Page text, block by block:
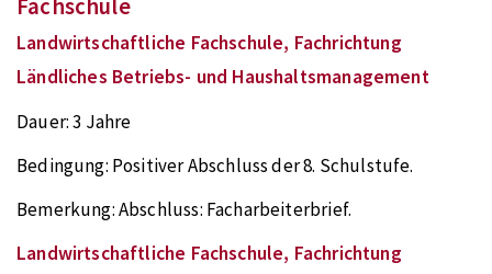
Fachschule
Landwirtschaftliche Fachschule, Fachrichtung
Ländliches Betriebs- und Haushaltsmanagement
Dauer:3 Jahre
Bedingung: Positiver Abschluss der 8. Schulstufe.
Bemerkung:Abschluss: Facharbeiterbrief.
Landwirtschaftliche Fachschule, Fachrichtung